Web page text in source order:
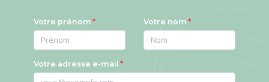
Votre prénom Votre nom
Votre adresse e-mail